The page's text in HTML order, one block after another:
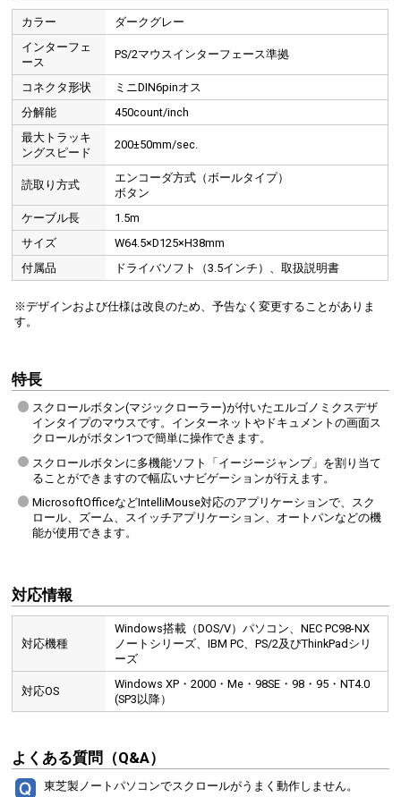
カラー
ダークグレー
インターフェ
ース
PS/2マウスインターフェース準拠
コネクタ形状
ミニDIN6pinオス
分解能
450count/inch
最大トラッキ
ングスピード
200±50mm/sec.
読取り方式
エンコーダ方式（ボールタイプ）
ボタン
ケーブル長
1.5m
サイズ
W64.5×D125×H38mm
付属品
ドライバソフト（3.5インチ）、取扱説明書
※デザインおよび仕様は改良のため、予告なく変更することがありま
す。
特長
スクロールボタン(マジックローラー)が付いたエルゴノミクスデザ
インタイプのマウスです。インターネットやドキュメントの画面ス
クロールがボタン1つで簡単に操作できます。
スクロールボタンに多機能ソフト「イージージャンプ」を割り当て
ることができますので幅広いナビゲーションが行えます。
MicrosoftOfficeなどIntelliMouse対応のアプリケーションで、スク
ロール、ズーム、スイッチアプリケーション、オートパンなどの機
能が使用できます。
対応情報
対応機種
Windows搭載（DOS/V）パソコン、NEC PC98-NX
ノートシリーズ、IBM PC、PS/2及びThinkPadシリ
ーズ
対応OS
Windows XP・2000・Me・98SE・98・95・NT4.0
(SP3以降）
よくある質問（Q&A）
東芝製ノートパソコンでスクロールがうまく動作しません。